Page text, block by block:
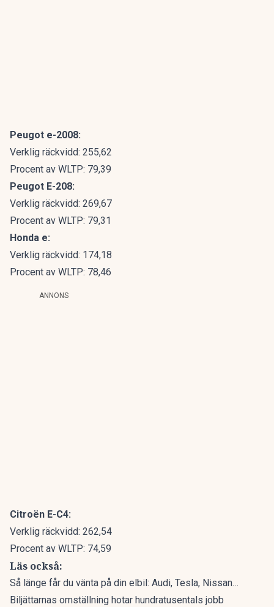
Peugot e-2008:
Verklig räckvidd: 255,62
Procent av WLTP: 79,39
Peugot E-208:
Verklig räckvidd: 269,67
Procent av WLTP: 79,31
Honda e:
Verklig räckvidd: 174,18
Procent av WLTP: 78,46
ANNONS
Citroën E-C4:
Verklig räckvidd: 262,54
Procent av WLTP: 74,59
Läs också:
Så länge får du vänta på din elbil: Audi, Tesla, Nissan…
Biljättarnas omställning hotar hundratusentals jobb